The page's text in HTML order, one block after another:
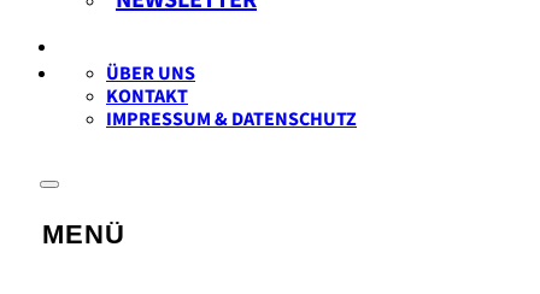
ÜBER UNS
KONTAKT
IMPRESSUM & DATENSCHUTZ